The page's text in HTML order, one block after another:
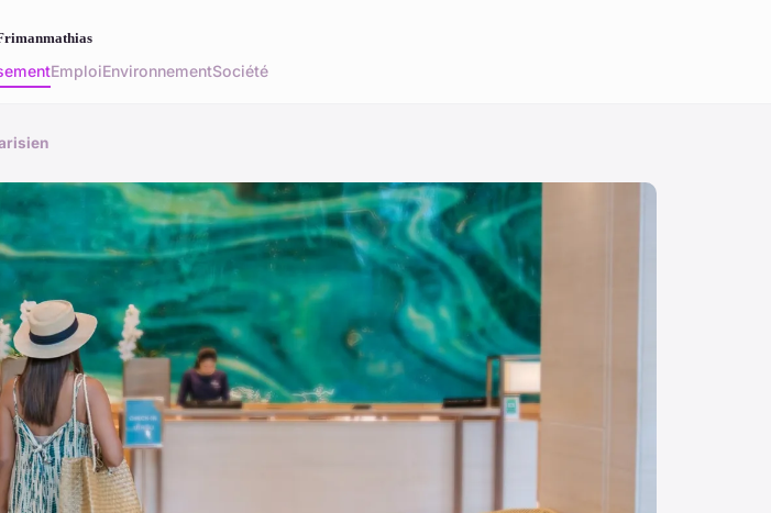
EmploiEnvironnementSociété